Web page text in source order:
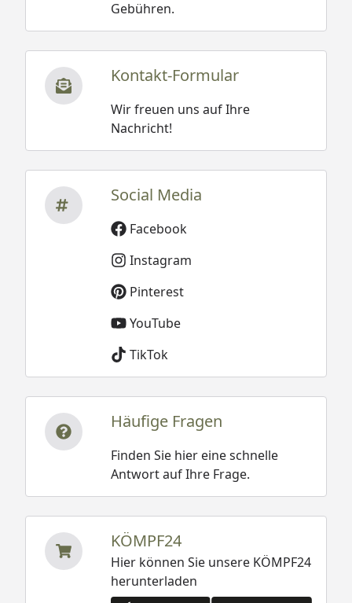
Gebühren.
Kontakt-Formular
Wir freuen uns auf Ihre
Nachricht!
Social Media
Facebook
Instagram
Pinterest
YouTube
TikTok
Häufige Fragen
Finden Sie hier eine schnelle
Antwort auf Ihre Frage.
KÖMPF24
Hier können Sie unsere KÖMPF24
herunterladen